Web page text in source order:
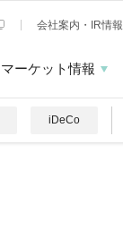
会社案内・IR情報
マーケット情報
iDeCo